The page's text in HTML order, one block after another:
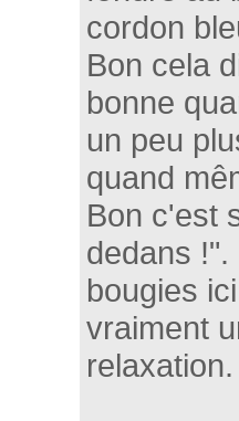
cordon
Bon cela
bonne
un peu
quand
Bon c'est
dedans
bougies
vraiment
relaxation.